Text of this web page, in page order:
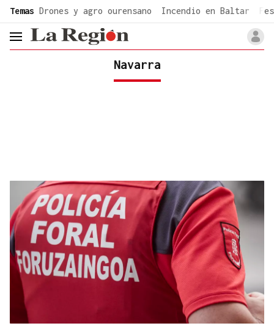
Temas Drones y agro ourensano Incendio en Baltar
header.menu.open
Navarra